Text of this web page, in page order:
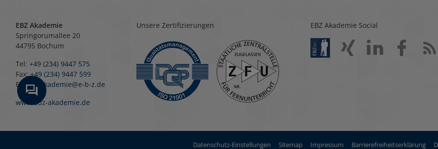
EBZ Akademie
Springorumallee 20
44795 Bochum
Tel: +49 (234) 9447 575
Fax:+49 (234) 9447 599
E-Mail: akademie@e-b-z.de
www.ebz-akademie.de
Unsere Zertifizierungen EBZ Akademie Social
Datenschutz-Einstellungen Sitemap Impressum Barrierefreiheitserklärung